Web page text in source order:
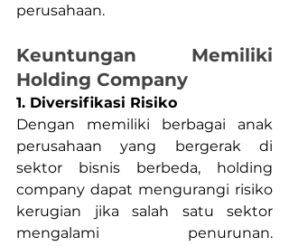
perusahaan.
Keuntungan Memiliki
Holding Company
1. Diversifikasi Risiko
Dengan memiliki berbagai anak
perusahaan yang bergerak di
sektor bisnis berbeda, holding
company dapat mengurangi risiko
kerugian jika salah satu sektor
mengalami penurunan.